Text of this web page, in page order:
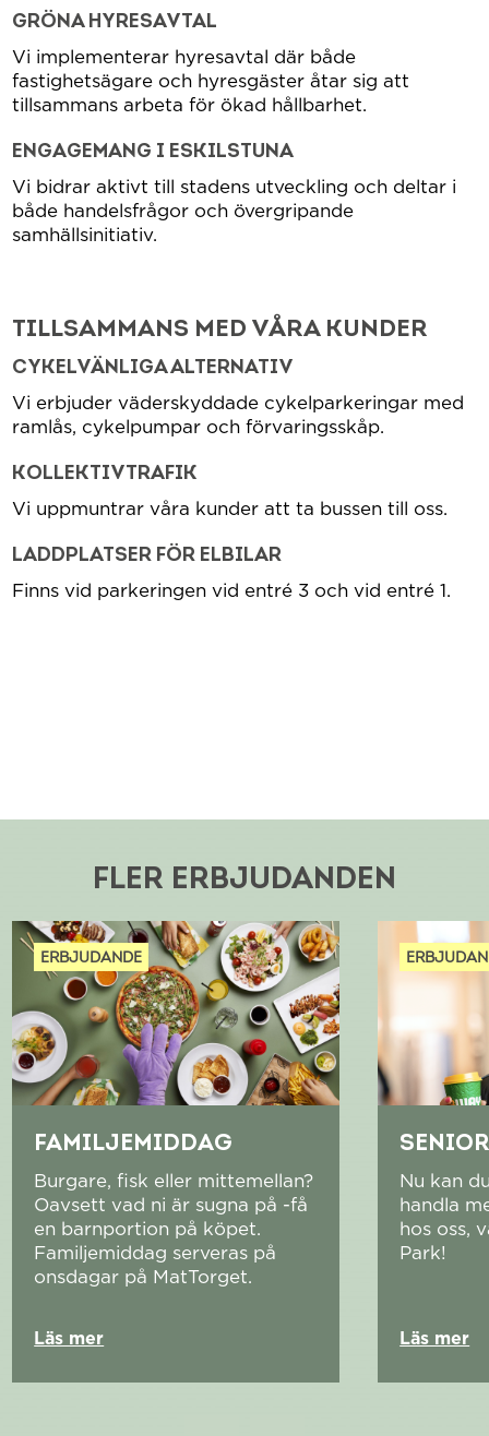
GRÖNA HYRESAVTAL
Vi implementerar hyresavtal där både
fastighetsägare och hyresgäster åtar sig att
tillsammans arbeta för ökad hållbarhet.
ENGAGEMANG I ESKILSTUNA
Vi bidrar aktivt till stadens utveckling och deltar i
både handelsfrågor och övergripande
samhällsinitiativ.
TILLSAMMANS MED VÅRA KUNDER
CYKELVÄNLIGA ALTERNATIV
Vi erbjuder väderskyddade cykelparkeringar med
ramlås, cykelpumpar och förvaringsskåp.
KOLLEKTIVTRAFIK
Vi uppmuntrar våra kunder att ta bussen till oss.
LADDPLATSER FÖR ELBILAR
Finns vid parkeringen vid entré 3 och vid entré 1.
FLER ERBJUDANDEN
FAMILJEMIDDAG
ERBJUDANDE
Burgare, fisk eller mittemellan?
Oavsett vad ni är sugna på -få
en barnportion på köpet.
Familjemiddag serveras på
onsdagar på MatTorget.
Läs mer
Nu kan
handla
hos oss,
Park!
Läs mer